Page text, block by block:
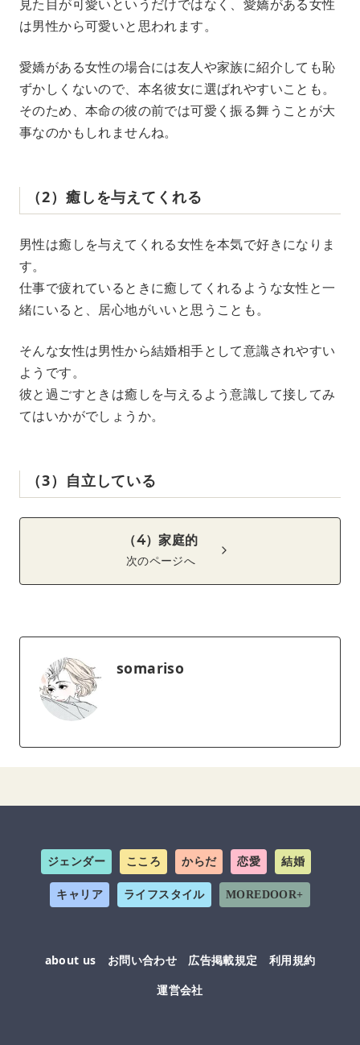
見た目が可愛いというだけではなく、愛嬌がある女性
は男性から可愛いと思われます。
愛嬌がある女性の場合には友人や家族に紹介しても恥
ずかしくないので、本名彼女に選ばれやすいことも。
そのため、本命の彼の前では可愛く振る舞うことが大
事なのかもしれませんね。
（2）癒しを与えてくれる
男性は癒しを与えてくれる女性を本気で好きになりま
す。
仕事で疲れているときに癒してくれるような女性と一
緒にいると、居心地がいいと思うことも。
そんな女性は男性から結婚相手として意識されやすい
ようです。
彼と過ごすときは癒しを与えるよう意識して接してみ
てはいかがでしょうか。
（3）自立している
（4）家庭的
次のページへ
somariso
ジェンダー こころ からだ 恋愛 結婚
キャリア ライフスタイル MOREDOOR+
about us お問い合わせ 広告掲載規定
利用規約
運営会社